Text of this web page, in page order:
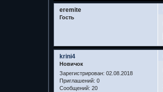
eremite
Гость
krini4
Новичок
Зарегистрирован: 02.08.2018
Приглашений: 0
Сообщений: 20